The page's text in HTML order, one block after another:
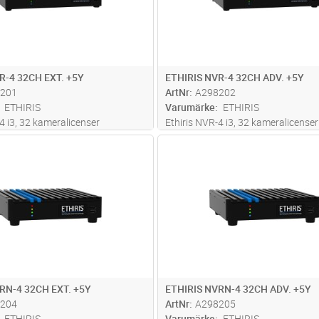
4 32CH EXT. +5Y
ETHIRIS
i3, 32 kameralicenser
Extended inklusive 5års fria
ETHIRIS NVR-4 32CH ADV. +5Y
ArtNr A298202
Varumärke
ETHIRIS
Ethiris NVR-4 i3, 32 kameralicenser
funktionsnivå Advanced inklusive
4 32CH EXT. +5Y
ETHIRIS NVRN-4 32CH ADV. +5Y
ArtNr A298205